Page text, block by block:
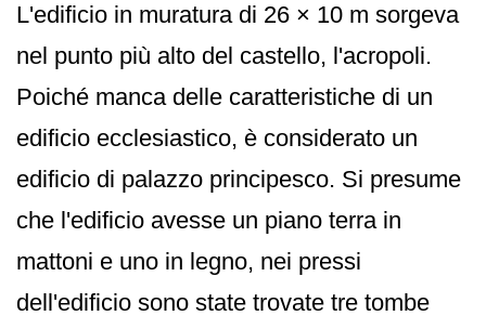
L'edificio in muratura di 26 × 10 m sorgeva
nel punto più alto del castello, l'acropoli.
Poiché manca delle caratteristiche di un
edificio ecclesiastico, è considerato un
edificio di palazzo principesco. Si presume
che l'edificio avesse un piano terra in
mattoni e uno in legno, nei pressi
dell'edificio sono state trovate tre tombe